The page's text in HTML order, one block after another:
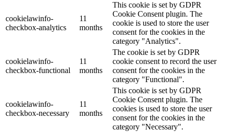
cookielawinfo-
checkbox-analytics
11
months
This cookie is set by GDPR
Cookie Consent plugin. The
cookie is used to store the user
consent for the cookies in the
category "Analytics".
cookielawinfo-
checkbox-functional
11
months
The cookie is set by GDPR
cookie consent to record the user
consent for the cookies in the
category "Functional".
cookielawinfo-
checkbox-necessary
11
months
This cookie is set by GDPR
Cookie Consent plugin. The
cookies is used to store the user
consent for the cookies in the
category "Necessary".